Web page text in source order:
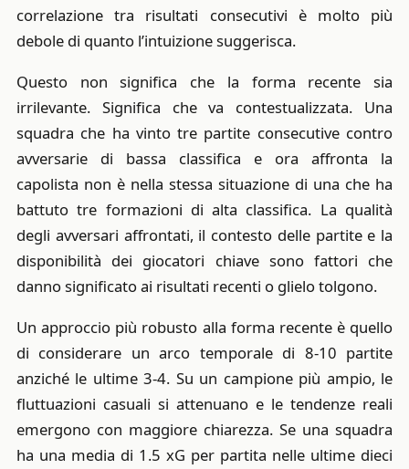
correlazione tra risultati consecutivi è molto più
debole di quanto l’intuizione suggerisca.
Questo non significa che la forma recente sia
irrilevante. Significa che va contestualizzata. Una
squadra che ha vinto tre partite consecutive contro
avversarie di bassa classifica e ora affronta la
capolista non è nella stessa situazione di una che ha
battuto tre formazioni di alta classifica. La qualità
degli avversari affrontati, il contesto delle partite e la
disponibilità dei giocatori chiave sono fattori che
danno significato ai risultati recenti o glielo tolgono.
Un approccio più robusto alla forma recente è quello
di considerare un arco temporale di 8-10 partite
anziché le ultime 3-4. Su un campione più ampio, le
fluttuazioni casuali si attenuano e le tendenze reali
emergono con maggiore chiarezza. Se una squadra
ha una media di 1.5 xG per partita nelle ultime dieci